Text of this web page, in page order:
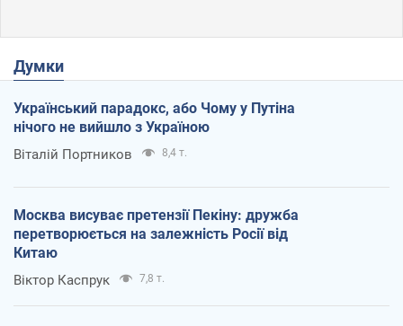
Думки
Український парадокс, або Чому у Путіна
нічого не вийшло з Україною
Віталій Портников 8,4 т.
Москва висуває претензії Пекіну: дружба
перетворюється на залежність Росії від
Китаю
Віктор Каспрук 7,8 т.